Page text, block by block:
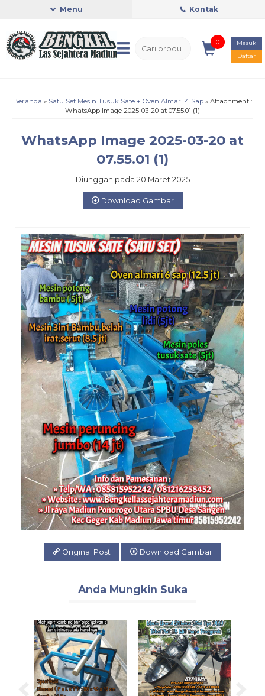
Menu Kontak
0
Masuk
Daftar
Beranda » Satu Set Mesin Tusuk Sate + Oven Almari 4 Sap » Attachment :
WhatsApp Image 2025-03-20 at 07.55.01 (1)
WhatsApp Image 2025-03-20 at
07.55.01 (1)
Diunggah pada 20 Maret 2025
Download Gambar
Original Post Download Gambar
Anda Mungkin Suka